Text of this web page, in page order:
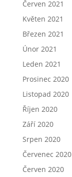
Červen 2021
Květen 2021
Březen 2021
Únor 2021
Leden 2021
Prosinec 2020
Listopad 2020
Říjen 2020
Září 2020
Srpen 2020
Červenec 2020
Červen 2020